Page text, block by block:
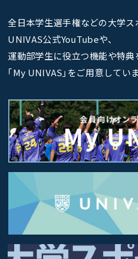
全日本学生選手権などの大学
UNIVAS公式YouTubeや、
運動部学生に役立つ機能や特
｢My UNIVAS｣をご用意していま